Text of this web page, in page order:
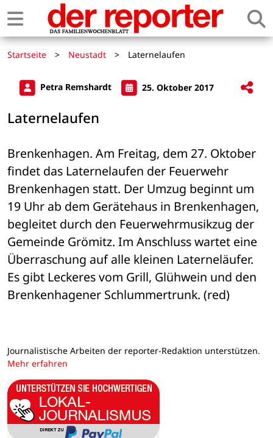
Startseite > Neustadt > Laternelaufen
Petra Remshardt 25. Oktober 2017
Laternelaufen
Brenkenhagen. Am Freitag, dem 27. Oktober
findet das Laternelaufen der Feuerwehr
Brenkenhagen statt. Der Umzug beginnt um
19 Uhr ab dem Gerätehaus in Brenkenhagen,
begleitet durch den Feuerwehrmusikzug der
Gemeinde Grömitz. Im Anschluss wartet eine
Überraschung auf alle kleinen Laterneläufer.
Es gibt Leckeres vom Grill, Glühwein und den
Brenkenhagener Schlummertrunk. (red)
Journalistische Arbeiten der reporter-Redaktion unterstützen.
Mehr erfahren